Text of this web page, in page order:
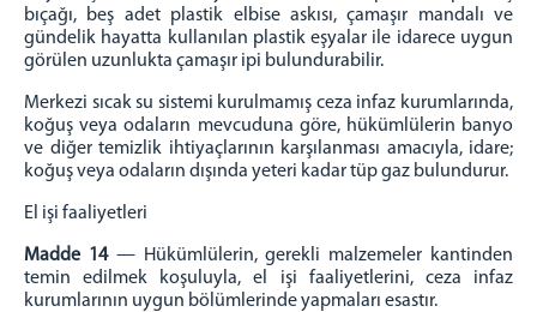
bıçağı, beş adet plastik elbise askısı, çamaşır mandalı ve
gündelik hayatta kullanılan plastik eşyalar ile idarece uygun
görülen uzunlukta çamaşır ipi bulundurabilir.
Merkezi sıcak su sistemi kurulmamış ceza infaz kurumlarında,
koğuş veya odaların mevcuduna göre, hükümlülerin banyo
ve diğer temizlik ihtiyaçlarının karşılanması amacıyla, idare;
koğuş veya odaların dışında yeteri kadar tüp gaz bulundurur.
El işi faaliyetleri
Madde 14 — Hükümlülerin, gerekli malzemeler kantinden
temin edilmek koşuluyla, el işi faaliyetlerini, ceza infaz
kurumlarının uygun bölümlerinde yapmaları esastır.